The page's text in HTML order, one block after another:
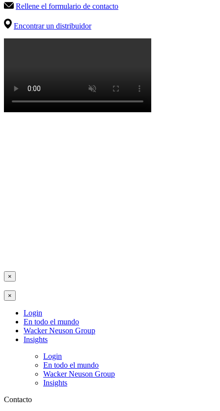
Rellene el formulario de contacto
Encontrar un distribuidor
×
×
Login
En todo el mundo
Wacker Neuson Group
Insights
Login
En todo el mundo
Wacker Neuson Group
Insights
Contacto